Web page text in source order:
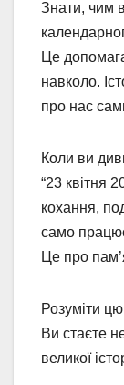
Знати, чим
Це
навколо.
про нас
Коли ви
“23 квітня
кохання,
само
Це про
Розуміти
Ви стаєте
великої